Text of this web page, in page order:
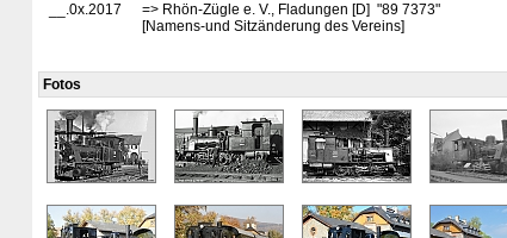
__.0x.2017
=> Rhön-Zügle e. V., Fladungen [D] "89 7373"
[Namens-und Sitzänderung des Vereins]
Fotos